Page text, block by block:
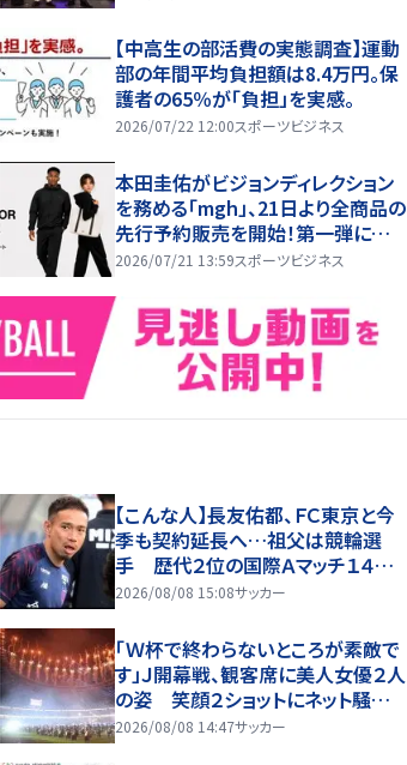
【中高生の部活費の実態調査】運動
部の年間平均負担額は8.4万円。保
護者の65％が「負担」を実感。
2026/07/22 12:00スポーツビジネス
本田圭佑がビジョンディレクション
を務める「mgh」、21日より全商品の
先行予約販売を開始！第一弾に続き
全ラインナップが解禁！
2026/07/21 13:59スポーツビジネス
【こんな人】長友佑都、ＦＣ東京と今
季も契約延長へ…祖父は競輪選
手 歴代２位の国際Ａマッチ１４６
試合出場
2026/08/08 15:08サッカー
「Ｗ杯で終わらないところが素敵で
す」Ｊ開幕戦、観客席に美人女優２人
の姿 笑顔２ショットにネット騒然
「なぬ！？普通の席で」「めちゃめちゃ
2026/08/08 14:47サッカー